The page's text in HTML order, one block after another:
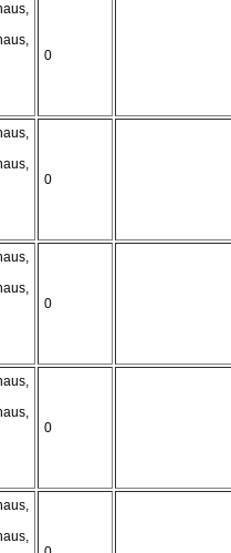
0
0
0
0